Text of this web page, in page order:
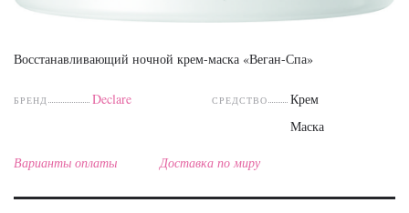
Восстанавливающий ночной крем-маска «Веган-Спа»
БРЕНД Declare СРЕДСТВО
Крем
Маска
Варианты оплаты Доставка по миру